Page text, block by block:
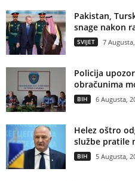
Pakistan,
snage nakon
SVIJET 7
Policija
obračunima
BIH 6 Augusta,
Helez oštro
službe pratile
BIH 5 Augusta,